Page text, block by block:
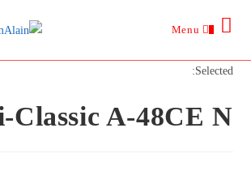
Menu
Selected:
Classic A-48CE N